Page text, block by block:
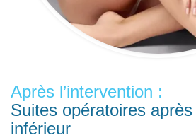
Après l’intervention :
Suites opératoires
inférieur